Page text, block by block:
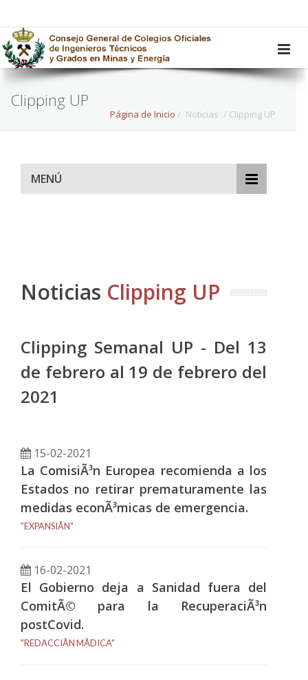
Clipping UP
Página de Inicio / Noticias / Clipping UP
MENÚ
Noticias Clipping UP
Clipping Semanal UP - Del 13
de febrero al 19 de febrero del
2021
15-02-2021
La ComisiÃ³n Europea recomienda a los
Estados no retirar prematuramente las
medidas econÃ³micas de emergencia.
"EXPANSIÃN"
16-02-2021
El Gobierno deja a Sanidad fuera del
ComitÃ© para la RecuperaciÃ³n
postCovid.
"REDACCIÃN MÃDICA"